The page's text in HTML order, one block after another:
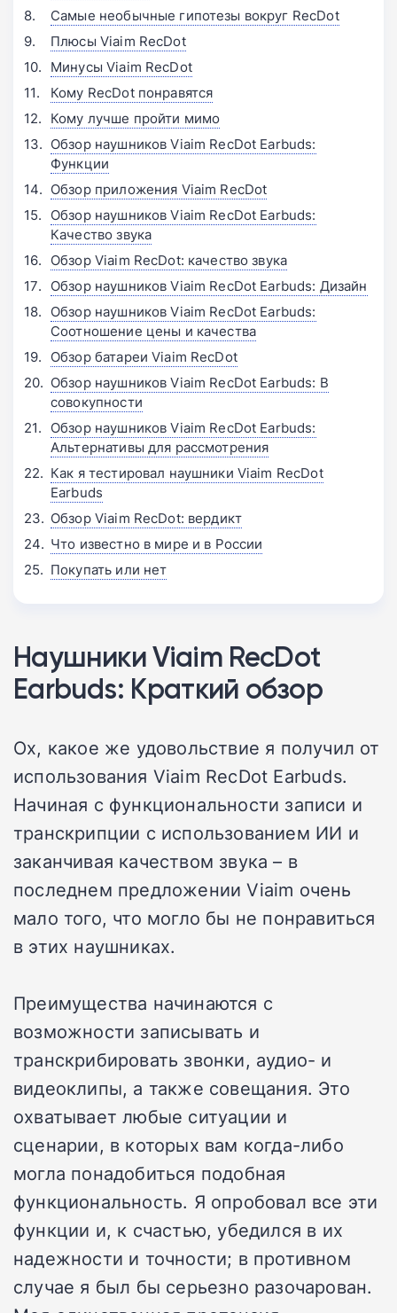
Самые необычные гипотезы вокруг RecDot
Плюсы Viaim RecDot
Минусы Viaim RecDot
Кому RecDot понравятся
Кому лучше пройти мимо
Обзор наушников Viaim RecDot Earbuds:
Функции
Обзор приложения Viaim RecDot
Обзор наушников Viaim RecDot Earbuds:
Качество звука
Обзор Viaim RecDot: качество звука
Обзор наушников Viaim RecDot Earbuds: Дизайн
Обзор наушников Viaim RecDot Earbuds:
Соотношение цены и качества
Обзор батареи Viaim RecDot
Обзор наушников Viaim RecDot Earbuds: В
совокупности
Обзор наушников Viaim RecDot Earbuds:
Альтернативы для рассмотрения
Как я тестировал наушники Viaim RecDot
Earbuds
Обзор Viaim RecDot: вердикт
Что известно в мире и в России
Покупать или нет
Наушники Viaim RecDot
Earbuds: Краткий обзор
Ох, какое же удовольствие я получил от
использования Viaim RecDot Earbuds.
Начиная с функциональности записи и
транскрипции с использованием ИИ и
заканчивая качеством звука – в
последнем предложении Viaim очень
мало того, что могло бы не понравиться
в этих наушниках.
Преимущества начинаются с
возможности записывать и
транскрибировать звонки, аудио- и
видеоклипы, а также совещания. Это
охватывает любые ситуации и
сценарии, в которых вам когда-либо
могла понадобиться подобная
функциональность. Я опробовал все эти
функции и, к счастью, убедился в их
надежности и точности; в противном
случае я был бы серьезно разочарован.